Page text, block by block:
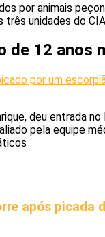
por animais
unidades do
de 12 anos
por um
deu entrada
pela equipe
após picada